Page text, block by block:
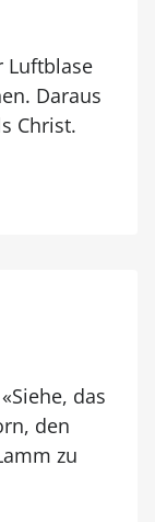
Luftblase
Daraus
Christ.
das
den
zu